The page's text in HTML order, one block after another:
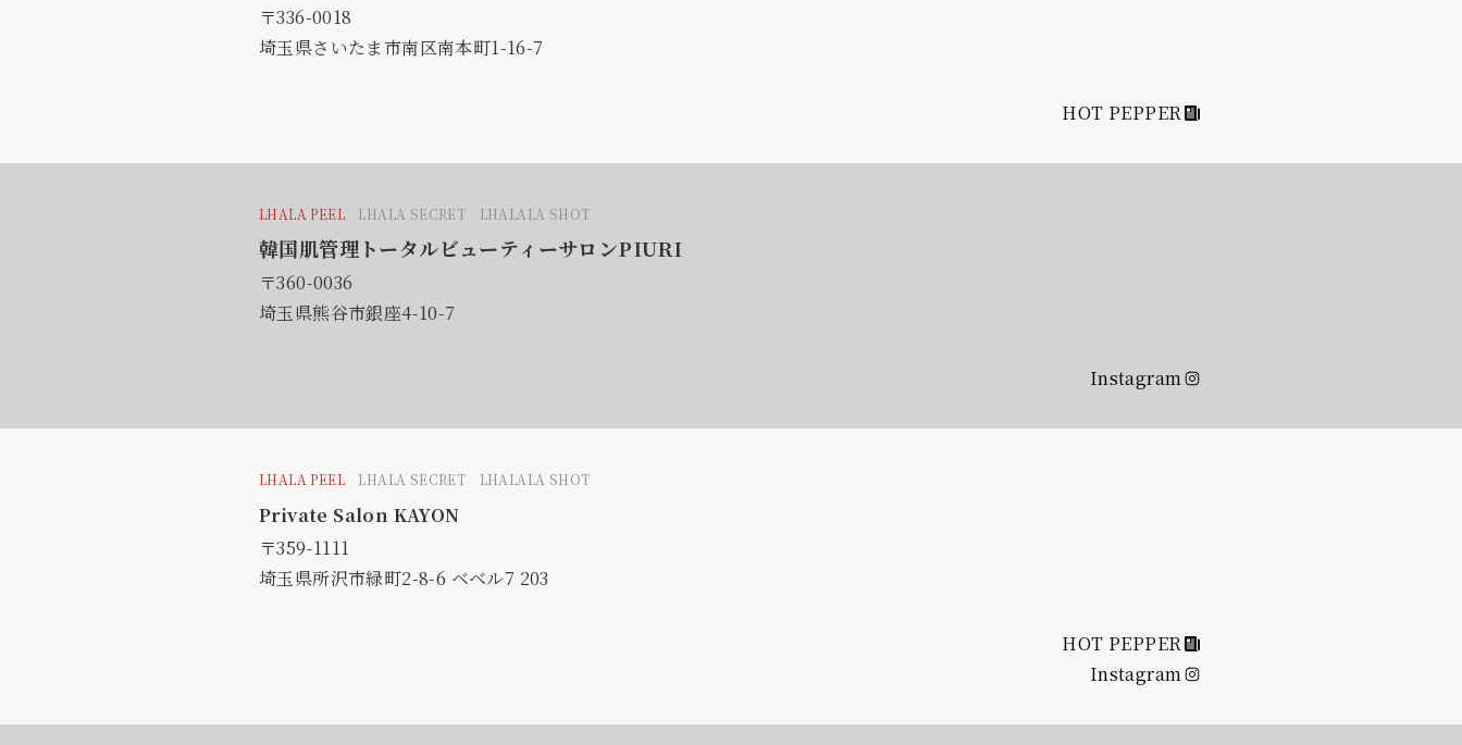
〒336-0018
埼玉県さいたま市南区南本町1-16-7
HOT PEPPER
LHALA PEEL LHALA SECRET LHALALA SHOT
韓国肌管理トータルビューティーサロンPIURI
〒360-0036
埼玉県熊谷市銀座4-10-7
Instagram
LHALA PEEL LHALA SECRET LHALALA SHOT
Private Salon KAYON
〒359-1111
埼玉県所沢市緑町2-8-6 ベベル7 203
HOT PEPPER
Instagram